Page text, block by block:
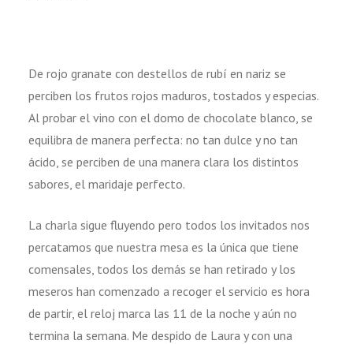
De rojo granate con destellos de rubí en nariz se
perciben los frutos rojos maduros, tostados y especias.
Al probar el vino con el domo de chocolate blanco, se
equilibra de manera perfecta: no tan dulce y no tan
ácido, se perciben de una manera clara los distintos
sabores, el maridaje perfecto.
La charla sigue fluyendo pero todos los invitados nos
percatamos que nuestra mesa es la única que tiene
comensales, todos los demás se han retirado y los
meseros han comenzado a recoger el servicio es hora
de partir, el reloj marca las 11 de la noche y aún no
termina la semana. Me despido de Laura y con una